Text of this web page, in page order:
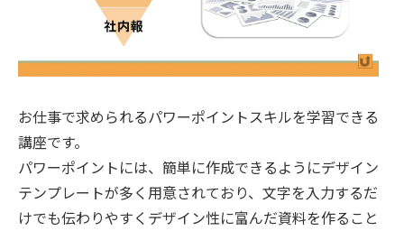
お仕事で求められるパワーポイントスキルを学習できる
講座です。
パワーポイントには、簡単に作成できるようにデザイン
テンプレートが多く用意されており、文字を入力するだ
けでも伝わりやすくデザイン性に富んだ資料を作ること